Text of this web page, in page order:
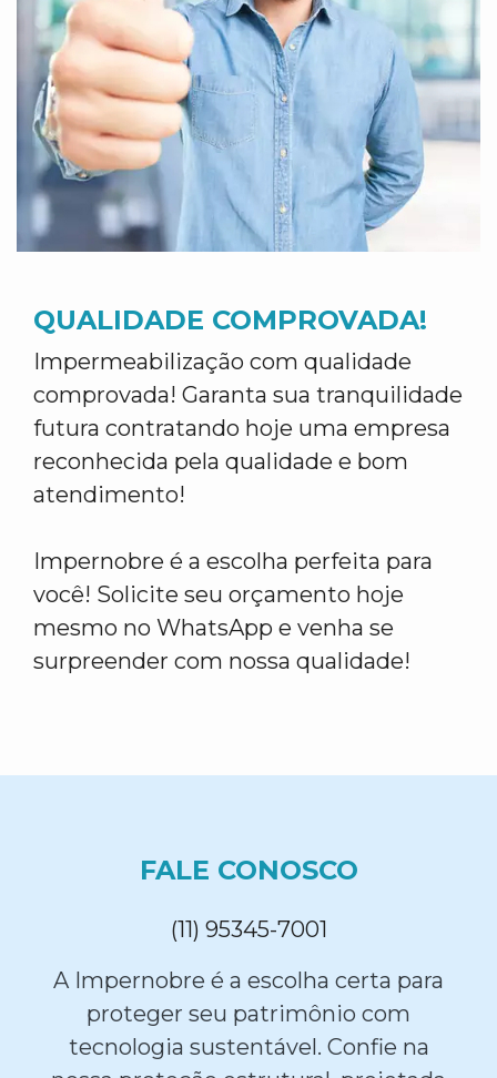
QUALIDADE COMPROVADA!
Impermeabilização com qualidade
comprovada! Garanta sua tranquilidade
futura contratando hoje uma empresa
reconhecida pela qualidade e bom
atendimento!
Impernobre é a escolha perfeita para
você! Solicite seu orçamento hoje
mesmo no WhatsApp e venha se
surpreender com nossa qualidade!
FALE CONOSCO
(11) 95345-7001
A Impernobre é a escolha certa para
proteger seu patrimônio com
tecnologia sustentável. Confie na